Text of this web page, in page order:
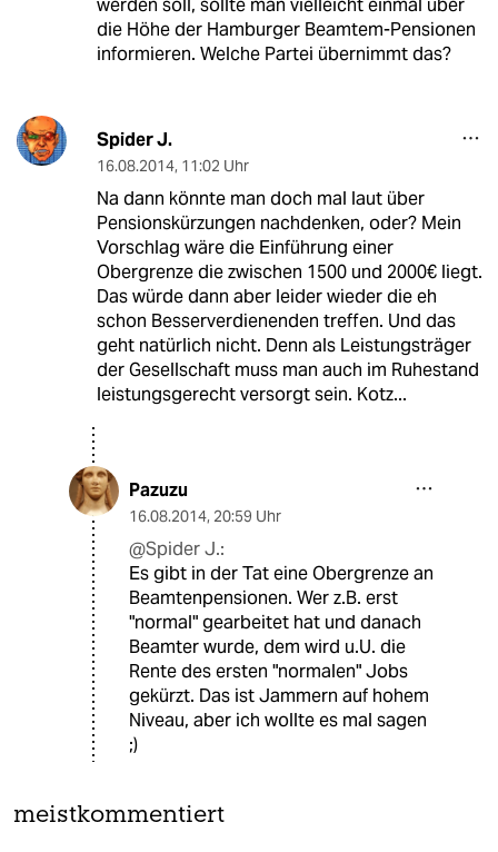
werden soll, sollte man vielleicht einmal über
die Höhe der Hamburger Beamtem-Pensionen
informieren. Welche Partei übernimmt das?
Spider J.
16.08.2014, 11:02 Uhr
Na dann könnte man doch mal laut über
Pensionskürzungen nachdenken, oder? Mein
Vorschlag wäre die Einführung einer
Obergrenze die zwischen 1500 und 2000€ liegt.
Das würde dann aber leider wieder die eh
schon Besserverdienenden treffen. Und das
geht natürlich nicht. Denn als Leistungsträger
der Gesellschaft muss man auch im Ruhestand
leistungsgerecht versorgt sein. Kotz...
Pazuzu
16.08.2014, 20:59 Uhr
@Spider J.:
Es gibt in der Tat eine Obergrenze an
Beamtenpensionen. Wer z.B. erst
"normal" gearbeitet hat und danach
Beamter wurde, dem wird u.U. die
Rente des ersten "normalen" Jobs
gekürzt. Das ist Jammern auf hohem
Niveau, aber ich wollte es mal sagen
;)
meistkommentiert